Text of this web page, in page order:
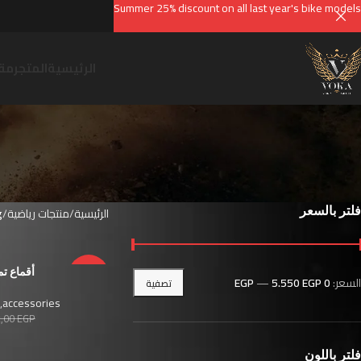
فلتر بالسعر
تصفية السعر:0 EGP
—5.550 EGP
فلتر باللون
الرئيسية منتجات رياضية
أقماع
accessories
,
EGP
Summer 25% discount on all last year's bike models